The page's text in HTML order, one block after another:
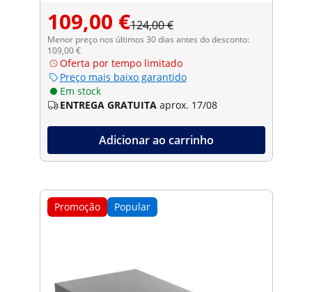
109,00 €124,00 €
Menor preço nos últimos 30 dias antes do desconto:
109,00 €
Oferta por tempo limitado
Preço mais baixo garantido
Em stock
ENTREGA GRATUITA aprox. 17/08
Adicionar ao carrinho
Promoção Popular